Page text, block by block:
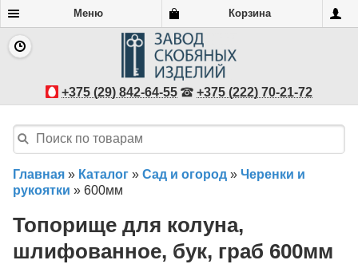
Меню Корзина
+375 (29) 842-64-55 +375 (222) 70-21-72
Главная » Каталог » Сад и огород » Черенки и
рукоятки » 600мм
Топорище для колуна,
шлифованное, бук, граб 600мм